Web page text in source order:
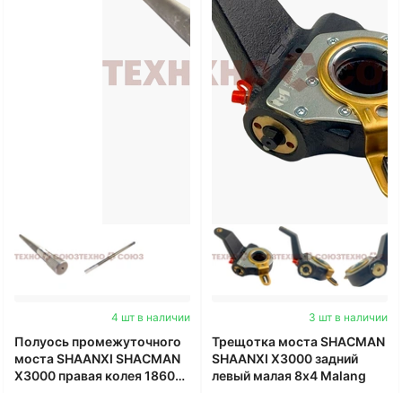
4 шт в наличии
Полуось промежуточного
моста SHAANXI SHACMAN
X3000 правая колея 1860
3 шт в наличии
Трещотка моста SHACMAN
SHAANXI X3000 задний
левый малая 8x4 Malang